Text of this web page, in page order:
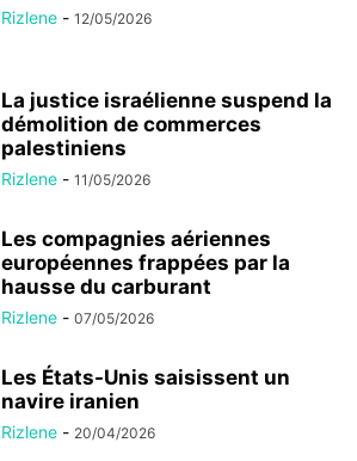
Rizlene - 12/05/2026
La justice israélienne suspend la
démolition de commerces
palestiniens
Rizlene - 11/05/2026
Les compagnies aériennes
européennes frappées par la
hausse du carburant
Rizlene - 07/05/2026
Les États-Unis saisissent un
navire iranien
Rizlene - 20/04/2026